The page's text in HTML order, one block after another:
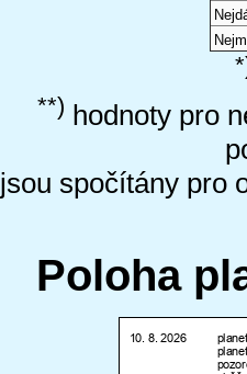
**) hodnoty pro
jsou spočítány pro
Poloha